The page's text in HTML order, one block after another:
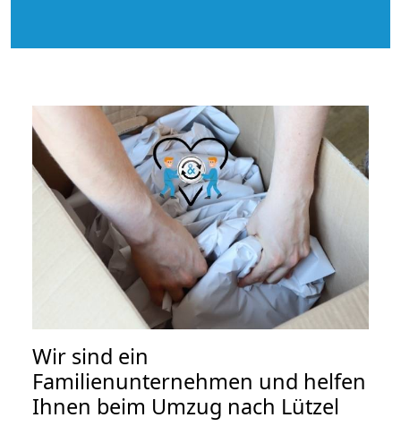
Wir sind ein
Familienunternehmen und helfen
Ihnen beim Umzug nach Lützel